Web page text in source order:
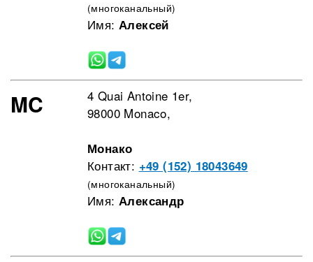
(многоканальный)
Имя: Алексей
MC
4 Quai Antoine 1er,
98000 Monaco,
Монако
Контакт: +49 (152) 18043649
(многоканальный)
Имя: Александр